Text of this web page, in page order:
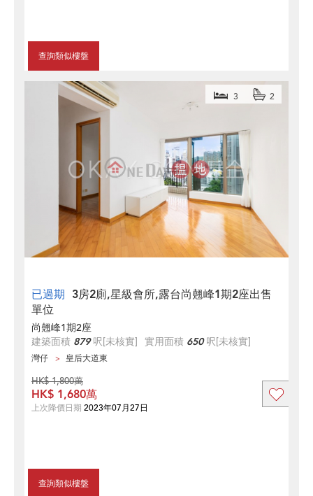
查詢類似樓盤
已過期 3房2廁,星級會所,露台尚翹峰1期2座出售
單位
3 2
尚翹峰1期2座
建築面積 879呎[未核實] 實用面積 650呎[未核實]
灣仔 皇后大道東
查詢類似樓盤
HK$ 1,800萬
HK$ 1,680萬
上次降價日期 2023年07月27日